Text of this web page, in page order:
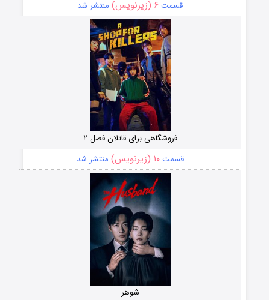
قسمت ۶ (زیرنویس) منتشر شد
فروشگاهی برای قاتلان فصل ۲
قسمت۱۰ (زیرنویس) منتشر شد
شوهر